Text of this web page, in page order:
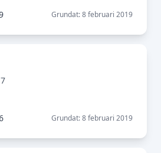
Grundat: 8 februari 2019
Grundat: 8 februari 2019